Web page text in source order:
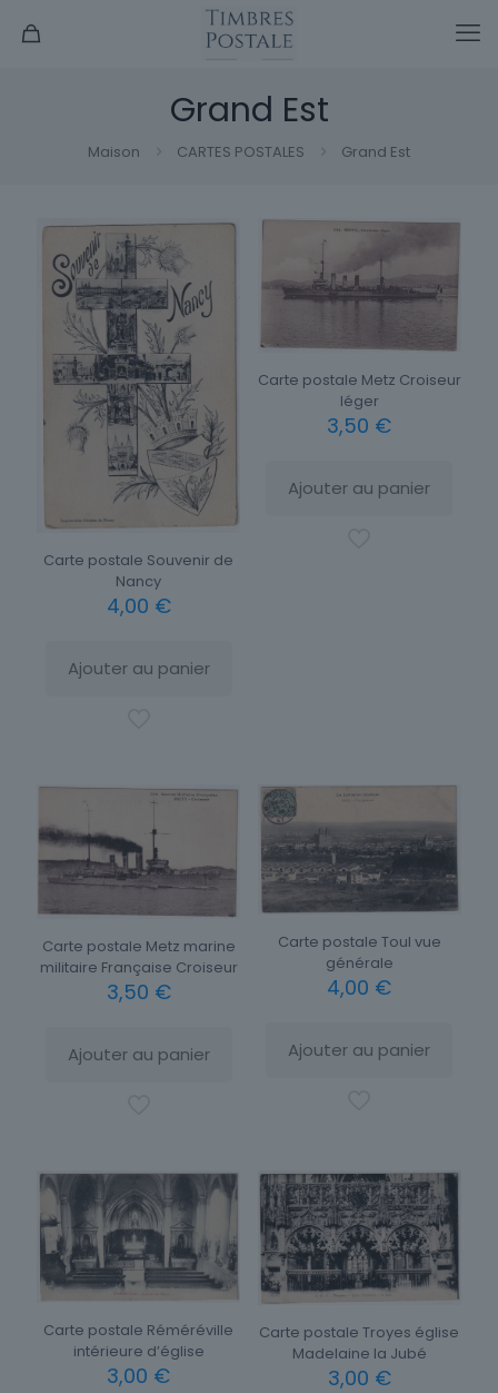
Grand Est
Maison CARTES POSTALES Grand Est
Carte postale Souvenir de
Nancy
4,00 €
Ajouter au panier
Carte postale Metz Croiseur
léger
3,50 €
Ajouter au panier
Carte postale Metz marine
militaire Française Croiseur
3,50 €
Ajouter au panier
Carte postale Toul vue
générale
4,00 €
Ajouter au panier
Carte postale Réméréville
intérieure d’église
3,00 €
Carte postale Troyes église
Madelaine la Jubé
3,00 €